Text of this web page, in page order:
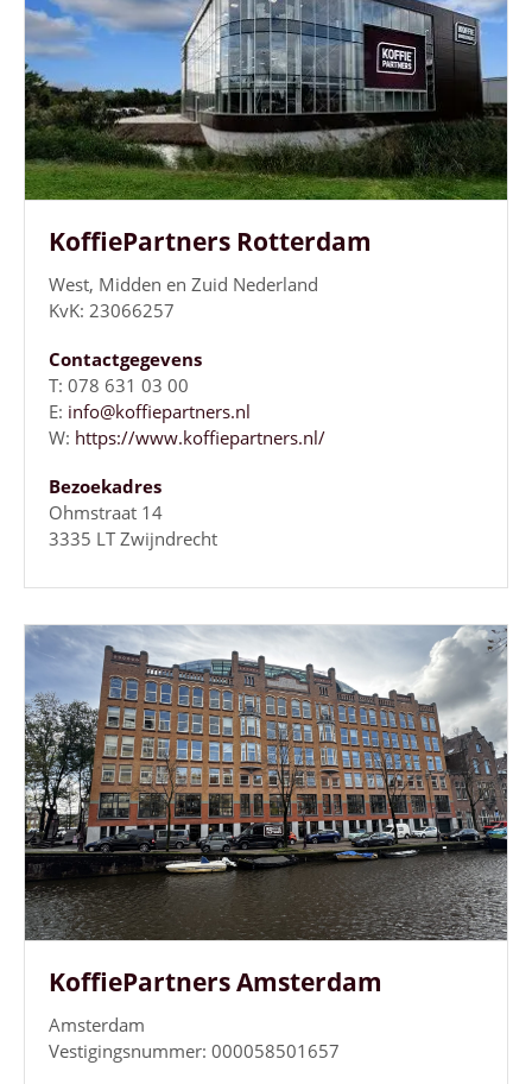
KoffiePartners Rotterdam
West, Midden en Zuid Nederland
KvK: 23066257
Contactgegevens
T: 078 631 03 00
E: info@koffiepartners.nl
W: https://www.koffiepartners.nl/
Bezoekadres
Ohmstraat 14
3335 LT Zwijndrecht
KoffiePartners Amsterdam
Amsterdam
Vestigingsnummer: 000058501657